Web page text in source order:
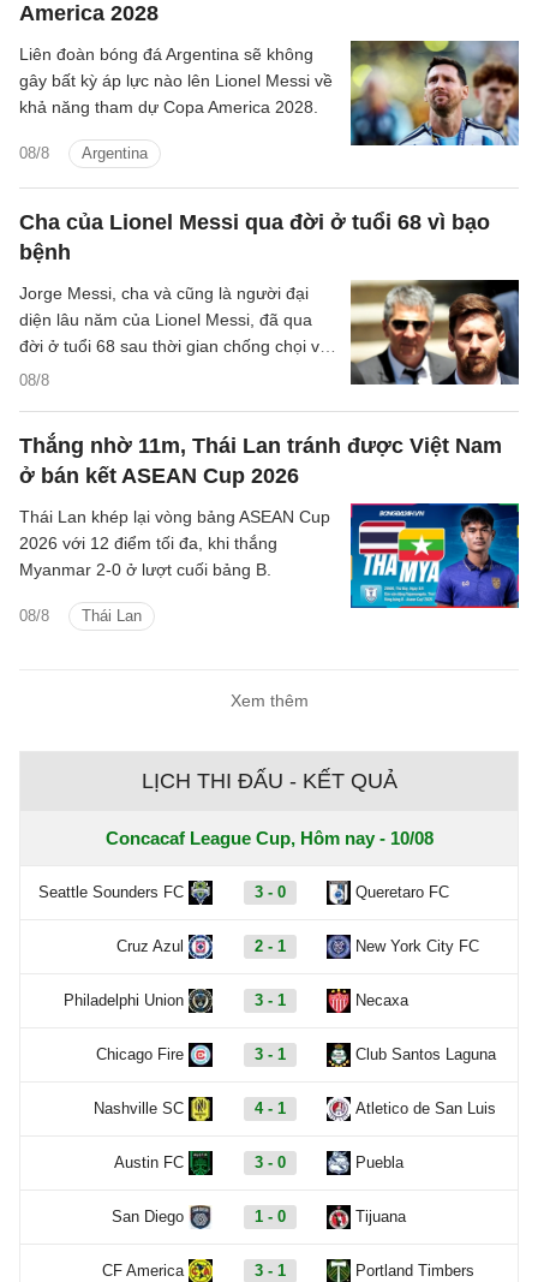
America 2028
08/8 Argentina
Liên đoàn bóng đá Argentina sẽ không
gây bất kỳ áp lực nào lên Lionel Messi về
khả năng tham dự Copa America 2028.
Cha của Lionel Messi qua đời ở tuổi 68 vì bạo
bệnh
08/8
Jorge Messi, cha và cũng là người đại
diện lâu năm của Lionel Messi, đã qua
đời ở tuổi 68 sau thời gian chống chọi với
căn bệnh ung thư tuyến tụy.
Thắng nhờ 11m, Thái Lan tránh được Việt Nam
ở bán kết ASEAN Cup 2026
08/8 Thái Lan
Thái Lan khép lại vòng bảng ASEAN Cup
2026 với 12 điểm tối đa, khi thắng
Myanmar 2-0 ở lượt cuối bảng B.
Xem thêm
LỊCH THI ĐẤU - KẾT QUẢ
Concacaf League Cup, Hôm nay - 10/08
Seattle Sounders FC 3 - 0 Queretaro FC
Cruz Azul 2 - 1 New York City FC
Philadelphi Union 3 - 1 Necaxa
Chicago Fire 3 - 1 Club Santos Laguna
Nashville SC 4 - 1 Atletico de San Luis
Austin FC 3 - 0 Puebla
San Diego 1 - 0 Tijuana
CF America 3 - 1 Portland Timbers